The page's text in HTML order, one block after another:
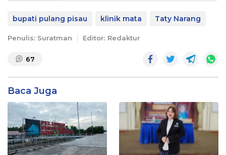
bupati pulang pisau klinik mata Taty Narang
Penulis: Suratman Editor: Redaktur
67
Baca Juga